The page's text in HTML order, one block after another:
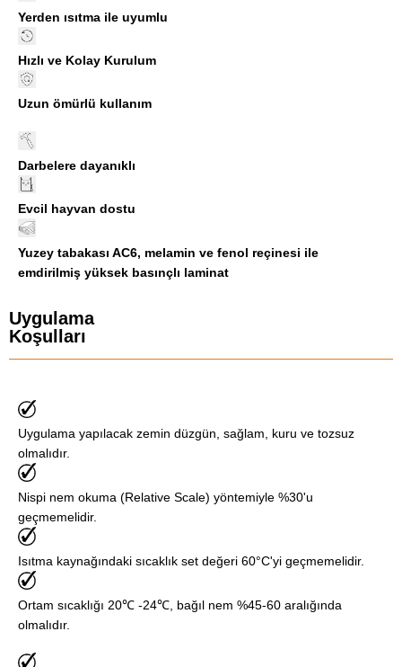
Yerden ısıtma ile uyumlu
Hızlı ve Kolay Kurulum
Uzun ömürlü kullanım
Darbelere dayanıklı
Evcil hayvan dostu
Yuzey tabakası AC6, melamin ve fenol reçinesi ile
emdirilmiş yüksek basınçlı laminat
Uygulama
Koşulları
Uygulama yapılacak zemin düzgün, sağlam, kuru ve tozsuz
olmalıdır.
Nispi nem okuma (Relative Scale) yöntemiyle %30'u
geçmemelidir.
Isıtma kaynağındaki sıcaklık set değeri 60°C'yi geçmemelidir.
Ortam sıcaklığı 20℃ -24℃, bağıl nem %45-60 aralığında
olmalıdır.